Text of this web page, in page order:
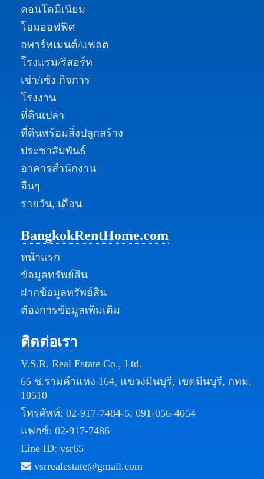
คอนโดมิเนียม
โฮมออฟฟิศ
อพาร์ทเมนต์/แฟลต
โรงแรม/รีสอร์ท
เช่า/เซ้ง กิจการ
โรงงาน
ที่ดินเปล่า
ที่ดินพร้อมสิ่งปลูกสร้าง
ประชาสัมพันธ์
อาคารสำนักงาน
อื่นๆ
รายวัน, เดือน
BangkokRentHome.com
หน้าแรก
ข้อมูลทรัพย์สิน
ฝากข้อมูลทรัพย์สิน
ต้องการข้อมูลเพิ่มเติม
ติดต่อเรา
V.S.R. Real Estate Co., Ltd.
65 ซ.รามคำแหง 164, แขวงมีนบุรี, เขตมีนบุรี, กทม.
10510
โทรศัพท์: 02-917-7484-5, 091-056-4054
แฟกซ์: 02-917-7486
Line ID: vsr65
vsrrealestate@gmail.com